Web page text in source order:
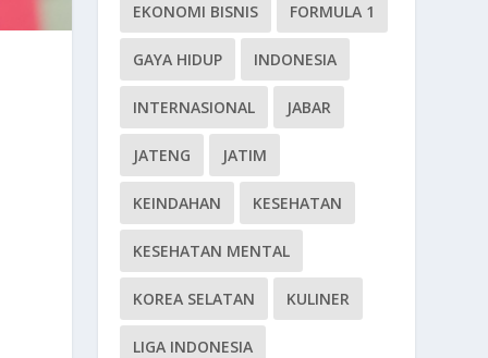
EKONOMI BISNIS FORMULA 1
GAYA HIDUP INDONESIA
INTERNASIONAL JABAR
JATENG JATIM
KEINDAHAN KESEHATAN
KESEHATAN MENTAL
KOREA SELATAN KULINER
LIGA INDONESIA